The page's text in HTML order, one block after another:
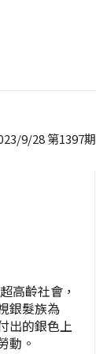
9/28 第1397期
高齡社會，
銀髮族為
出的銀色上
動。